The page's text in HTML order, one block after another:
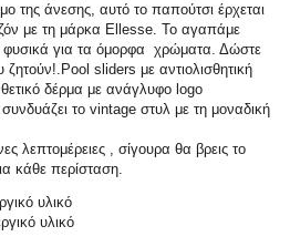
της άνεσης, αυτό το παπούτσι έρχεται
με τη μάρκα Ellesse. Το αγαπάμε
φυσικά για τα όμορφα χρώματα. Δώστε
sliders με αντιολισθητική
δέρμα με ανάγλυφο logo
το vintage στυλ με τη μοναδική
λεπτομέρειες , σίγουρα θα βρεις το
κάθε περίσταση.
υλικό
υλικό